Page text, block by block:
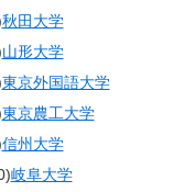
秋田大学
山形大学
東京外国語大学
東京農工大学
信州大学
岐阜大学